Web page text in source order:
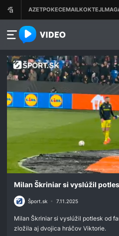
azet.video.sk
seconds
minute,
41
seconds
Milan Škriniar si vyslúžil
Šport.sk • 7.11.2025
Milan Škriniar si vyslúžil potlesk od
zložila aj dvojica hráčov Viktorie.